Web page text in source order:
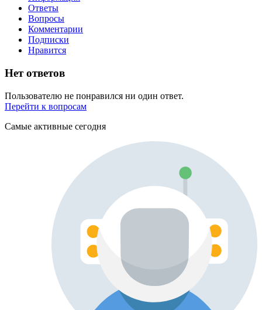
Ответы
Вопросы
Комментарии
Подписки
Нравится
Нет ответов
Пользователю не понравился ни один ответ.
Перейти к вопросам
Самые активные сегодня